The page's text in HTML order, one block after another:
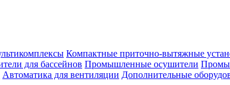
Компактные приточно-вытяжные
для бассейнов Промышленные осушители
Автоматика для вентиляции Дополнительные